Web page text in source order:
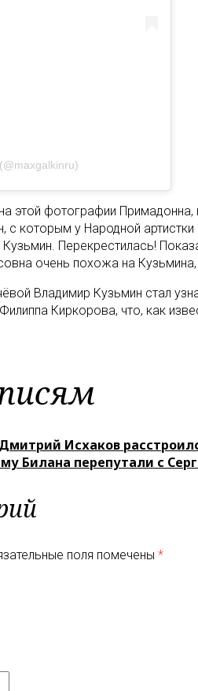
этой фотографии
которым у Народной
Перекрестилась!
очень похожа на
Владимир Кузьмин стал
Киркорова, что, как
Дмитрий Исхаков
Билана перепутали с
поля помечены *